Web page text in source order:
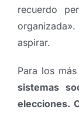
recuerdo
aspirar.
Para los
sistemas
elecciones.